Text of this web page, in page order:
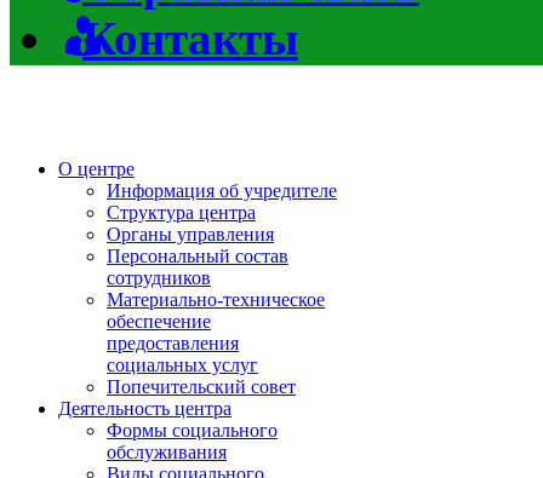
Контакты
О центре
Информация об учредителе
Структура центра
Органы управления
Персональный состав
сотрудников
Материально-техническое
обеспечение
предоставления
социальных услуг
Попечительский совет
Деятельность центра
Формы социального
обслуживания
Виды социального